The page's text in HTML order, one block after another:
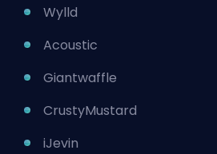
Wylld
Acoustic
Giantwaffle
CrustyMustard
iJevin